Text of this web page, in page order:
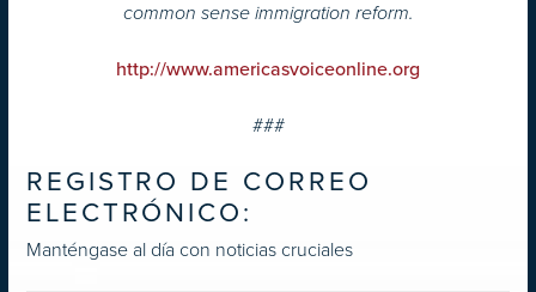
common sense immigration reform.
http://www.americasvoiceonline.org
###
REGISTRO DE CORREO
ELECTRÓNICO:
Manténgase al día con noticias cruciales